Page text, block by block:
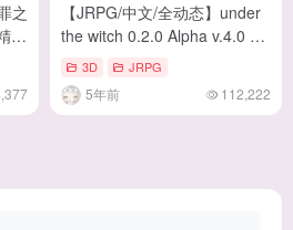
之
翻
【JRPG/中文/全动态】under
the witch 0.2.0 Alpha v.4.0 官
中版【6.6G】
3D JRPG
5年前 112,222